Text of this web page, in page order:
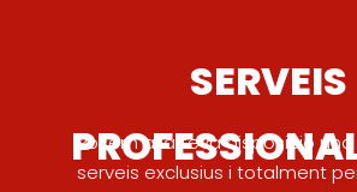
SERVEIS
Posem a la teva disposició
serveis exclusius i totalment